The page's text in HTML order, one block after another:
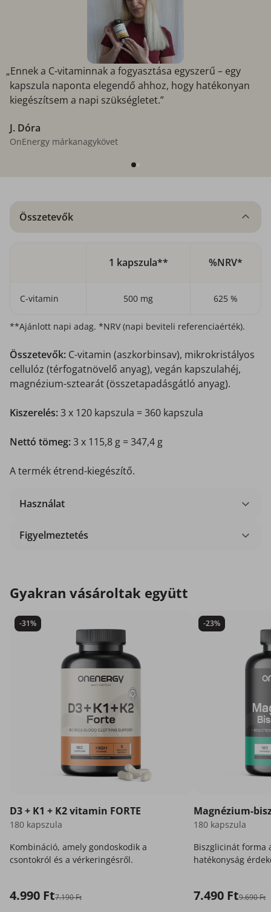
„Ennek a C-vitaminnak a fogyasztása egyszerű – egy
kapszula naponta elegendő ahhoz, hogy hatékonyan
kiegészítsem a napi szükségletet.”
J. Dóra
OnEnergy márkanagykövet
Összetevők
1 kapszula** %NRV*
C-vitamin 500 mg 625 %
**Ajánlott napi adag. *NRV (napi beviteli referenciaérték).
Összetevők: C-vitamin (aszkorbinsav), mikrokristályos
cellulóz (térfogatnövelő anyag), vegán kapszulahéj,
magnézium-sztearát (összetapadásgátló anyag).
Kiszerelés:3 x 120 kapszula = 360 kapszula
Nettó tömeg:3 x 115,8 g = 347,4 g
A termék étrend-kiegészítő.
Használat
Figyelmeztetés
Gyakran vásároltak együtt
-31%
D3 + K1 + K2 vitamin FORTE
180 kapszula
Kombináció, amely gondoskodik a
csontokról és a vérkeringésről.
4.990 Ft7.190 Ft
-23%
Magnézium-
180 kapszula
Biszglicinát forma
hatékonyság
7.490 Ft9.690 Ft